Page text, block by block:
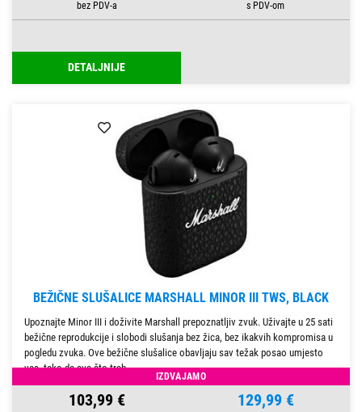
DETALJNIJE
BEŽIČNE SLUŠALICE MARSHALL MINOR III TWS, BLACK
Upoznajte Minor III i doživite Marshall prepoznatljiv zvuk. Uživajte u 25 sati
bežične reprodukcije i slobodi slušanja bez žica, bez ikakvih kompromisa u
pogledu zvuka. Ove bežične slušalice obavljaju sav težak posao umjesto
vas, tako da sve što treb
IZDVAJAMO
103,99 € 129,99 €